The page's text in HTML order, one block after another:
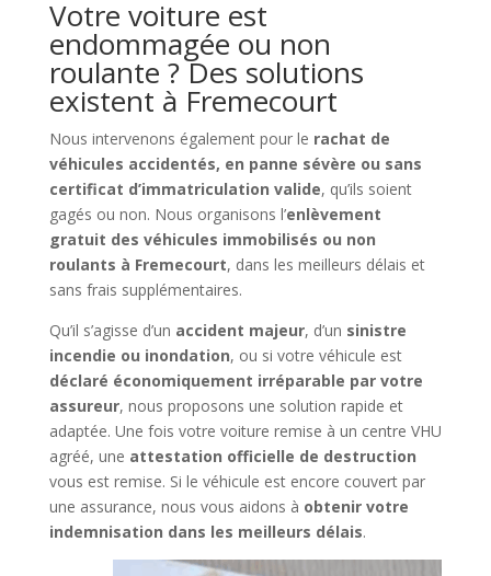
Votre voiture est
endommagée ou non
roulante ? Des solutions
existent à Fremecourt
Nous intervenons également pour le rachat de
véhicules accidentés, en panne sévère ou sans
certificat d’immatriculation valide, qu’ils soient
gagés ou non. Nous organisons l’enlèvement
gratuit des véhicules immobilisés ou non
roulants à Fremecourt, dans les meilleurs délais et
sans frais supplémentaires.
Qu’il s’agisse d’un accident majeur, d’un sinistre
incendie ou inondation, ou si votre véhicule est
déclaré économiquement irréparable par votre
assureur, nous proposons une solution rapide et
adaptée. Une fois votre voiture remise à un centre VHU
agréé, une attestation officielle de destruction
vous est remise. Si le véhicule est encore couvert par
une assurance, nous vous aidons à obtenir votre
indemnisation dans les meilleurs délais.